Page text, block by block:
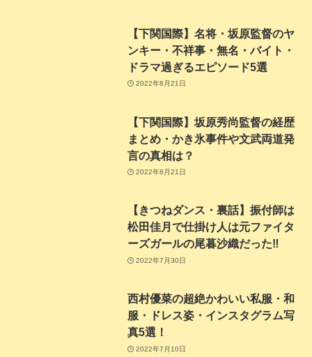
【下関国際】名将・坂原監督のヤ
ンキー・不祥事・無名・バイト・
ドラマ過ぎるエピソード5選
2022年8月21日
【下関国際】坂原秀尚監督の経歴
まとめ・かき氷事件や文武両道発
言の真相は？
2022年8月21日
【きつねダンス・裏話】振付師は
松田佳月で仕掛け人は元ファイタ
ーズガールの尾暮沙織だった‼
2022年7月30日
西村優菜の超絶かわいい私服・和
服・ドレス姿・インスタグラム写
真5選！
2022年7月10日